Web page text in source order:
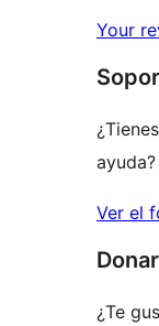
Your
ayuda?
Ver el
Donar
¿Te